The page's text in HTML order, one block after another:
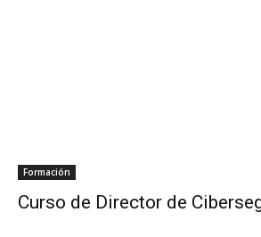
Formación
Curso de Director de